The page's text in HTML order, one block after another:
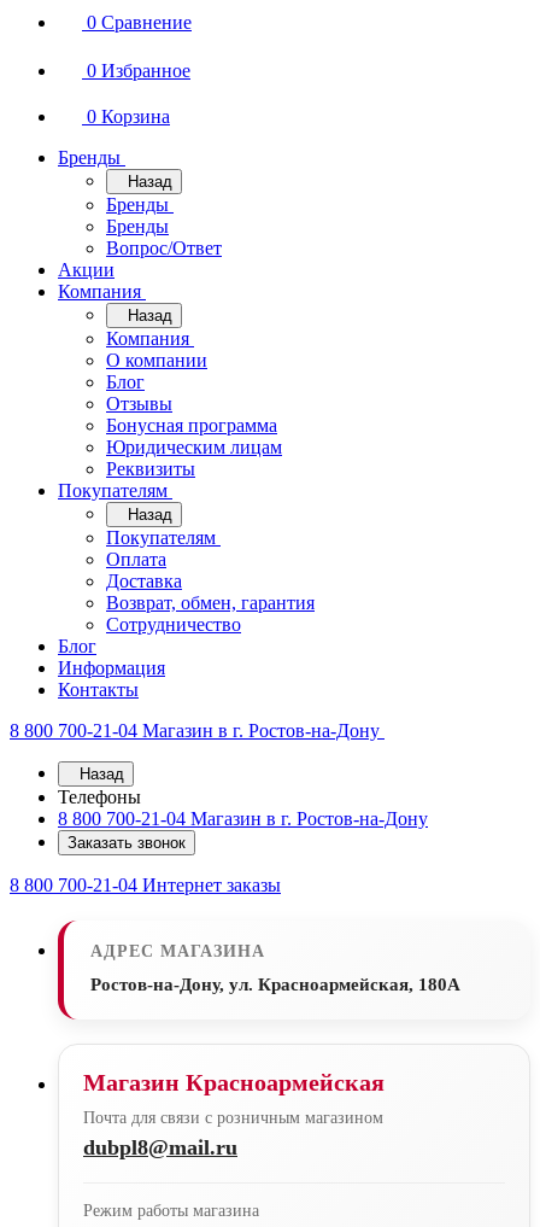
0 Сравнение
0 Избранное
0 Корзина
Бренды
Назад
Бренды
Бренды
Вопрос/Ответ
Акции
Компания
Назад
Компания
О компании
Блог
Отзывы
Бонусная программа
Юридическим лицам
Реквизиты
Покупателям
Назад
Покупателям
Оплата
Доставка
Возврат, обмен, гарантия
Сотрудничество
Блог
Информация
Контакты
8 800 700-21-04 Магазин в г. Ростов-на-Дону
Назад
Телефоны
8 800 700-21-04 Магазин в г. Ростов-на-Дону
Заказать звонок
8 800 700-21-04 Интернет заказы
АДРЕС МАГАЗИНА
Ростов-на-Дону, ул. Красноармейская, 180А
Магазин Красноармейская
Почта для связи с розничным магазином
dubpl8@mail.ru
Режим работы магазина